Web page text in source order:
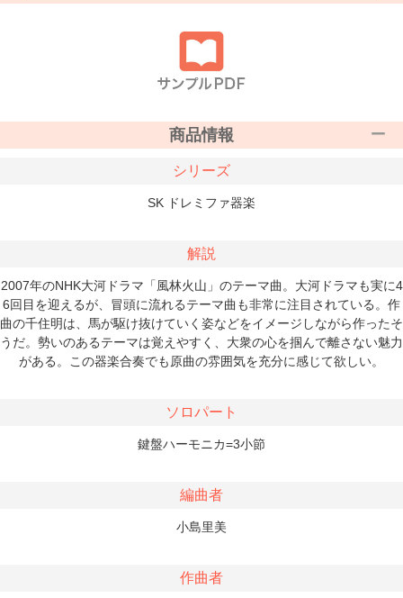
商品情報
シリーズ
SK ドレミファ器楽
解説
2007年のNHK大河ドラマ「風林火山」のテーマ曲。大河ドラマも実に4
6回目を迎えるが、冒頭に流れるテーマ曲も非常に注目されている。作
曲の千住明は、馬が駆け抜けていく姿などをイメージしながら作ったそ
うだ。勢いのあるテーマは覚えやすく、大衆の心を掴んで離さない魅力
がある。この器楽合奏でも原曲の雰囲気を充分に感じて欲しい。
ソロパート
鍵盤ハーモニカ=3小節
編曲者
小島里美
作曲者